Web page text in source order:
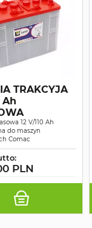
Ah
12 V/110 Ah
do maszyn
Comac
PLN